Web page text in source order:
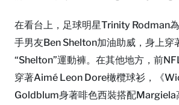
在看台上，足球明星Trinity Rodman
手男友Ben Shelton加油助威，身上穿
“Shelton”運動褲。在其他地方，前
穿著Aimé Leon Dore橄欖球衫，《
Goldblum身著啡色西裝搭配Margiela